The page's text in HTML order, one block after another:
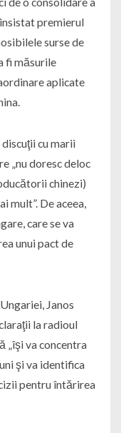
premierul
surse de
fi măsurile
aplicate
cu marii
„nu doresc deloc
chinezi)
mult”. De aceea,
care se va
unui pact de
Janos
la radioul
„îşi va concentra
şi va identifica
pentru întărirea